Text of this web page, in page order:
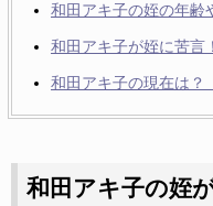
和田アキ子の姪の年齢
和田アキ子が姪に苦言
和田アキ子の現在は
和田アキ子の姪